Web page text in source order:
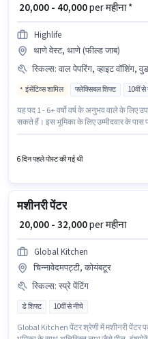
₹ 20,000 - 40,000per महीना *
Highlife
थाणे वेस्ट, थाणे (फील्ड जाब)
स्किल्स: वाल पेपरिंग, व्हाइट वॉशिंग, वुड पॉलिशिंग, पेंट कलर नॉलेज, वाल डिज़ाइनिंग, वाटरप्रूफिंग,
इंसेंटिव्स शामिल फ्लेक्सिबल शिफ्ट 10वीं से
यह पद 1 - 6+ वर्षो वर्ष के अनुभव वाले के लिए
सकते हैं। इस भूमिका के लिए उम्मीदवार के पास
के लिए सक्रिय रूप से हायर कर रहा है। इस
है। यह वैकेंसी थाणे वेस्ट, मुंबई में है। इस नौकरी
6 दिन पहले पोस्ट की गई थी
मशीनरी पेंटर
₹ 20,000 - 32,000per महीना
Global Kitchen
चिन्नावेदमपट्टी, कोयंबटूर
स्किल्स: स्प्रे पेंटिंग
डे शिफ्ट 10वीं से नीचे
Global Kitchen पेंटर श्रेणी में मशीनरी पेंटर